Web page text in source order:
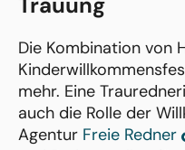
Die Kombination von
mehr. Eine
auch die Rolle der
Agentur Freie Redner